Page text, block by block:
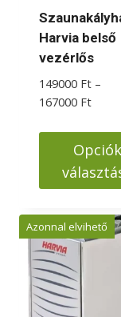
Harvia belső
vezérlős
149000 Ft –
167000 Ft
-
Opciók
a
terméknek
több
variációja
van.
Azonnal elvihető